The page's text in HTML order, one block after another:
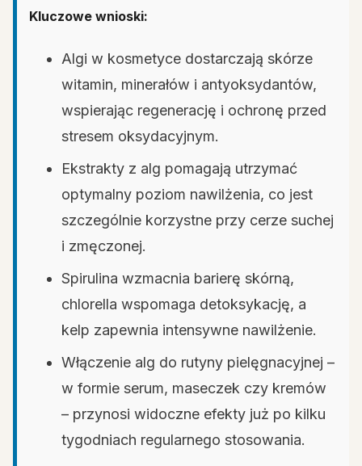
Kluczowe wnioski:
Algi w kosmetyce dostarczają skórze
witamin, minerałów i antyoksydantów,
wspierając regenerację i ochronę przed
stresem oksydacyjnym.
Ekstrakty z alg pomagają utrzymać
optymalny poziom nawilżenia, co jest
szczególnie korzystne przy cerze suchej
i zmęczonej.
Spirulina wzmacnia barierę skórną,
chlorella wspomaga detoksykację, a
kelp zapewnia intensywne nawilżenie.
Włączenie alg do rutyny pielęgnacyjnej –
w formie serum, maseczek czy kremów
– przynosi widoczne efekty już po kilku
tygodniach regularnego stosowania.